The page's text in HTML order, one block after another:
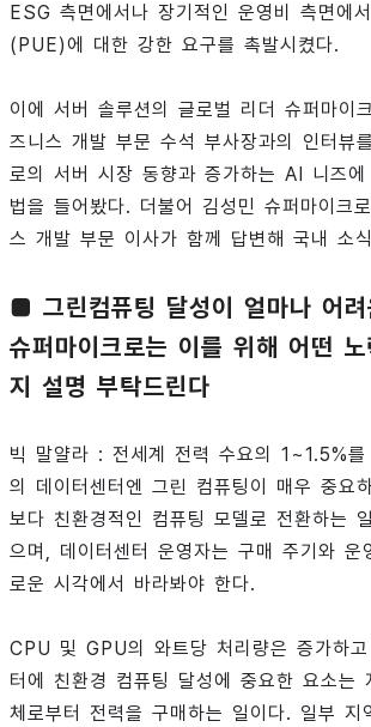
ESG 측면에서나 장기적인 운영비 측면에
(PUE)에 대한 강한 요구를 촉발시켰다.
이에 서버 솔루션의 글로벌 리더 슈퍼마이
즈니스 개발 부문 수석 부사장과의 인터뷰
로의 서버 시장 동향과 증가하는 AI 니즈
법을 들어봤다. 더불어 김성민 슈퍼마이크
스 개발 부문 이사가 함께 답변해 국내 소
■ 그린컴퓨팅 달성이 얼마나 어
슈퍼마이크로는 이를 위해 어떤
지 설명 부탁드린다
빅 말얄라 : 전세계 전력 수요의 1~1.5%를
의 데이터센터엔 그린 컴퓨팅이 매우 중요
보다 친환경적인 컴퓨팅 모델로 전환하는
으며, 데이터센터 운영자는 구매 주기와 운
로운 시각에서 바라봐야 한다.
CPU 및 GPU의 와트당 처리량은 증가하고
터에 친환경 컴퓨팅 달성에 중요한 요소는
체로부터 전력을 구매하는 일이다. 일부 지